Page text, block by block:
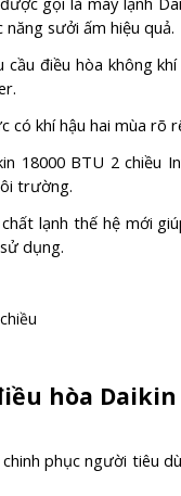
sưởi ấm hiệu quả.
điều hòa không
có khí hậu hai mùa rõ
18000 BTU 2 chiều
trường.
lạnh thế hệ mới
dụng.
hòa Daikin
phục người tiêu